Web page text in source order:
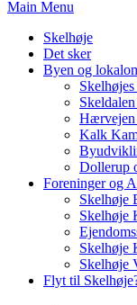
efter:
Main Menu
Skelhøje
Det sker
Byen og
Hærvejen
Kalk
Dollerup
Foreninger og
Skelhøje
Skelhøje
Skelhøje
Skelhøje
Flyt til